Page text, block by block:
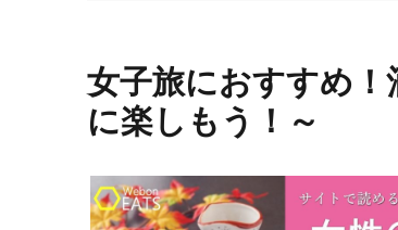
女子旅におすすめ
に楽しもう！～